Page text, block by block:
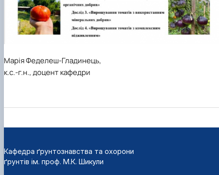
Марія Феделеш-Гладинець,
к.с.-г.н., доцент кафедри
Кафедра ґрунтознавства та охорони
ґрунтів ім. проф. М.К. Шикули